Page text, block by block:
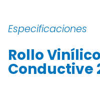
Especificaciones
Rollo
Conductive